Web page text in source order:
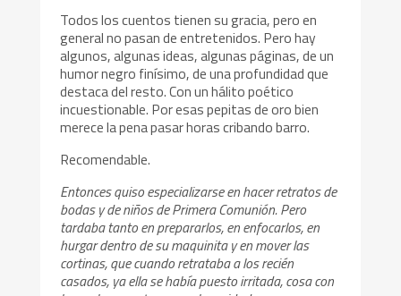
Todos los cuentos tienen su gracia, pero en
general no pasan de entretenidos. Pero hay
algunos, algunas ideas, algunas páginas, de un
humor negro finísimo, de una profundidad que
destaca del resto. Con un hálito poético
incuestionable. Por esas pepitas de oro bien
merece la pena pasar horas cribando barro.
Recomendable.
Entonces quiso especializarse en hacer retratos de
bodas y de niños de Primera Comunión. Pero
tardaba tanto en prepararlos, en enfocarlos, en
hurgar dentro de su maquinita y en mover las
cortinas, que cuando retrataba a los recién
casados, ya ella se había puesto irritada, cosa con